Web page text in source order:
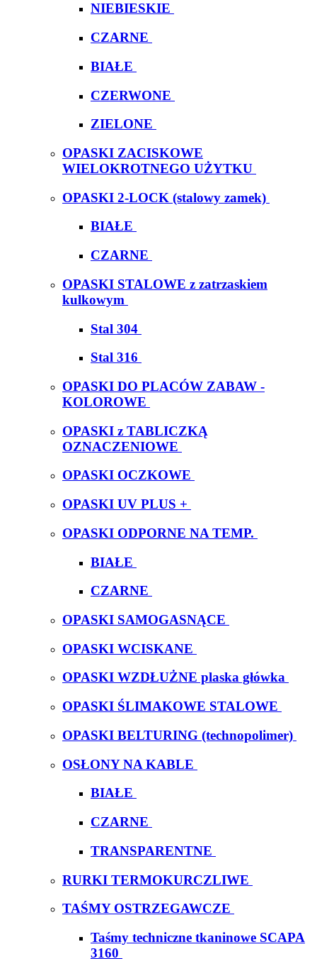
NIEBIESKIE
CZARNE
BIAŁE
CZERWONE
ZIELONE
OPASKI ZACISKOWE
WIELOKROTNEGO UŻYTKU
OPASKI 2-LOCK (stalowy zamek)
BIAŁE
CZARNE
OPASKI STALOWE z zatrzaskiem
kulkowym
Stal 304
Stal 316
OPASKI DO PLACÓW ZABAW -
KOLOROWE
OPASKI z TABLICZKĄ
OZNACZENIOWE
OPASKI OCZKOWE
OPASKI UV PLUS +
OPASKI ODPORNE NA TEMP.
BIAŁE
CZARNE
OPASKI SAMOGASNĄCE
OPASKI WCISKANE
OPASKI WZDŁUŻNE plaska główka
OPASKI ŚLIMAKOWE STALOWE
OPASKI BELTURING (technopolimer)
OSŁONY NA KABLE
BIAŁE
CZARNE
TRANSPARENTNE
RURKI TERMOKURCZLIWE
TAŚMY OSTRZEGAWCZE
Taśmy techniczne tkaninowe SCAPA
3160